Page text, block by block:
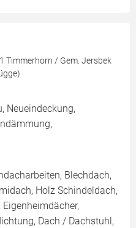
Timmerhorn / Gem. Jersbek
Neueindeckung,
Blechdach,
Holz Schindeldach,
Dach / Dachstuhl,